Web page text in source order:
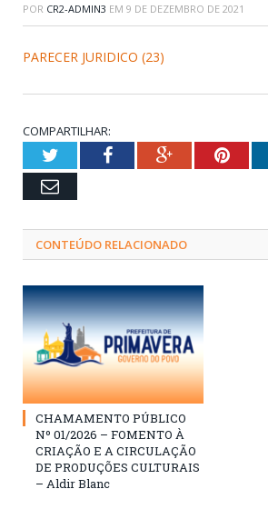
POR CR2-ADMIN3 EM 9 DE DEZEMBRO DE 2021
PARECER JURIDICO (23)
COMPARTILHAR:
TwitterFacebookGoogle+
Email
CONTEÚDO RELACIONADO
CHAMAMENTO PÚBLICO
Nº 01/2026 – FOMENTO À
CRIAÇÃO E A CIRCULAÇÃO
DE PRODUÇÕES CULTURAIS
– Aldir Blanc